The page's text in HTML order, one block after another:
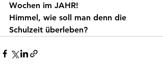
Wochen im JAHR!
Himmel, wie soll man denn die
Schulzeit überleben?